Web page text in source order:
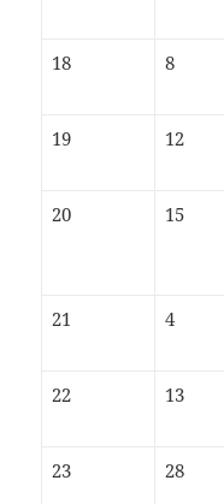
18 8
19 12
20
15
21 4
22 13
23 28